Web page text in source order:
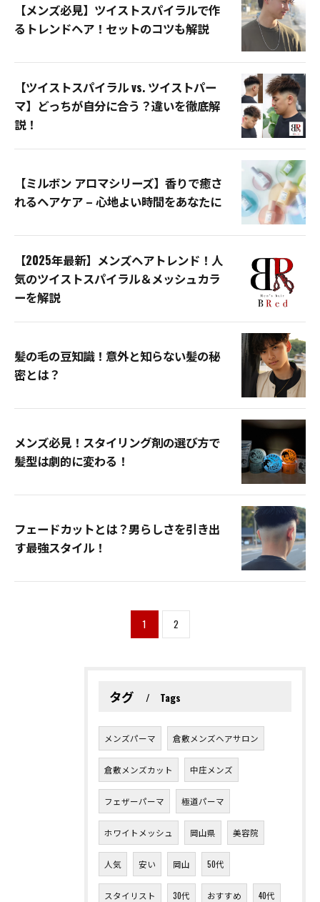
【メンズ必見】ツイストスパイラルで作
るトレンドヘア！セットのコツも解説
【ツイストスパイラル vs. ツイストパー
マ】どっちが自分に合う？違いを徹底解
説！
【ミルボン アロマシリーズ】香りで癒さ
れるヘアケア – 心地よい時間をあなたに
【2025年最新】メンズヘアトレンド！人
気のツイストスパイラル＆メッシュカラ
ーを解説
髪の毛の豆知識！意外と知らない髪の秘
密とは？
メンズ必見！スタイリング剤の選び方で
髪型は劇的に変わる！
フェードカットとは？男らしさを引き出
す最強スタイル！
1 2
タグ Tags
メンズパーマ 倉敷メンズヘアサロン
倉敷メンズカット 中庄メンズ
フェザーパーマ 極道パーマ
ホワイトメッシュ 岡山県 美容院
人気 安い 岡山 50代
スタイリスト 30代 おすすめ 40代